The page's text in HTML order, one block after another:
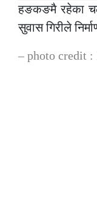
हङकङमै रहेका
सुवास गिरीले
– photo credit